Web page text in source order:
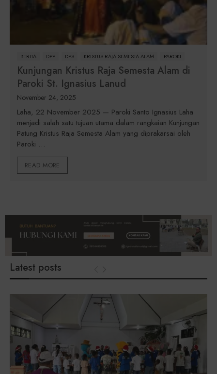
BERITA DPP DPS KRISTUS RAJA SEMESTA ALAM PAROKI
Kunjungan Kristus Raja Semesta Alam di
Paroki St. Ignasius Lanud
November 24, 2025
Laha, 22 November 2025 — Paroki Santo Ignasius Laha
menjadi salah satu tujuan utama dalam rangkaian Kunjungan
Patung Kristus Raja Semesta Alam yang diprakarsai oleh
Paroki …
READ MORE
Latest posts